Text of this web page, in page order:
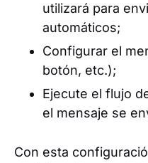
utilizará para
automáticos;
Configurar el
botón, etc.);
Ejecute el flujo
el mensaje se
Con esta